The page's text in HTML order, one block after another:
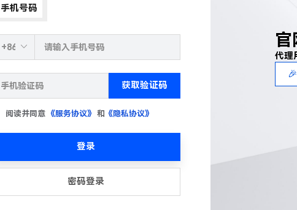
手机号码
获取验证码
阅读并同意 《服务协议》 和 《隐私协议》
登录
密码登录
官
代理